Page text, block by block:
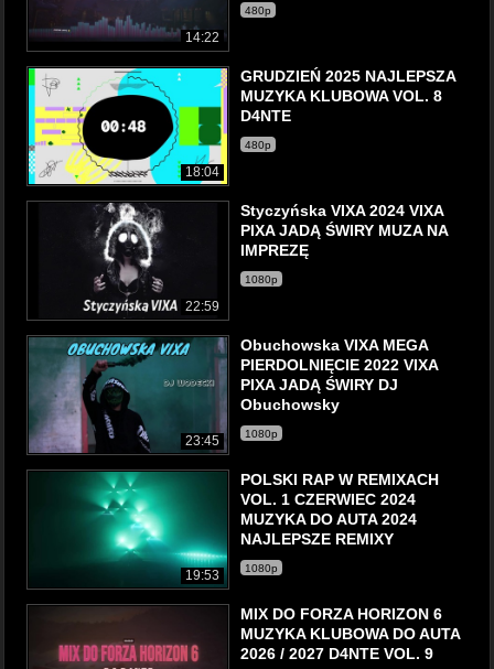
14:22
480p
18:04
GRUDZIEŃ 2025 NAJLEPSZA
MUZYKA KLUBOWA VOL. 8
D4NTE
480p
22:59
Styczyńska VIXA 2024 VIXA
PIXA JADĄ ŚWIRY MUZA NA
IMPREZĘ
1080p
23:45
Obuchowska VIXA MEGA
PIERDOLNIĘCIE 2022 VIXA
PIXA JADĄ ŚWIRY DJ
Obuchowsky
1080p
19:53
POLSKI RAP W REMIXACH
VOL. 1 CZERWIEC 2024
MUZYKA DO AUTA 2024
NAJLEPSZE REMIXY
1080p
MIX DO FORZA HORIZON 6
MUZYKA KLUBOWA DO AUTA
2026 / 2027 D4NTE VOL. 9